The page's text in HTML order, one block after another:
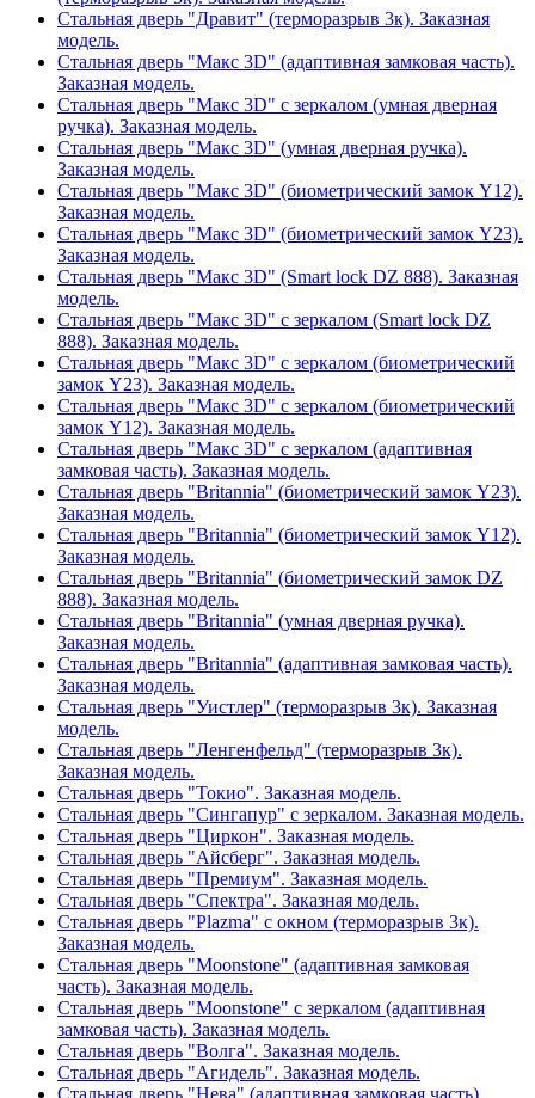
Стальная дверь "Дравит" (терморазрыв 3к). Заказная
модель.
Стальная дверь "Макс 3D" (адаптивная замковая часть).
Заказная модель.
Стальная дверь "Макс 3D" с зеркалом (умная дверная
ручка). Заказная модель.
Стальная дверь "Макс 3D" (умная дверная ручка).
Заказная модель.
Стальная дверь "Макс 3D" (биометрический замок Y12).
Заказная модель.
Стальная дверь "Макс 3D" (биометрический замок Y23).
Заказная модель.
Стальная дверь "Макс 3D" (Smart lock DZ 888). Заказная
модель.
Стальная дверь "Макс 3D" с зеркалом (Smart lock DZ
888). Заказная модель.
Стальная дверь "Макс 3D" с зеркалом (биометрический
замок Y23). Заказная модель.
Стальная дверь "Макс 3D" с зеркалом (биометрический
замок Y12). Заказная модель.
Стальная дверь "Макс 3D" с зеркалом (адаптивная
замковая часть). Заказная модель.
Стальная дверь "Britannia" (биометрический замок Y23).
Заказная модель.
Стальная дверь "Britannia" (биометрический замок Y12).
Заказная модель.
Стальная дверь "Britannia" (биометрический замок DZ
888). Заказная модель.
Стальная дверь "Britannia" (умная дверная ручка).
Заказная модель.
Стальная дверь "Britannia" (адаптивная замковая часть).
Заказная модель.
Стальная дверь "Уистлер" (терморазрыв 3к). Заказная
модель.
Стальная дверь "Ленгенфельд" (терморазрыв 3к).
Заказная модель.
Стальная дверь "Токио". Заказная модель.
Стальная дверь "Сингапур" с зеркалом. Заказная модель.
Стальная дверь "Циркон". Заказная модель.
Стальная дверь "Айсберг". Заказная модель.
Стальная дверь "Премиум". Заказная модель.
Стальная дверь "Спектра". Заказная модель.
Стальная дверь "Plazma" с окном (терморазрыв 3к).
Заказная модель.
Стальная дверь "Moonstone" (адаптивная замковая
часть). Заказная модель.
Стальная дверь "Moonstone" с зеркалом (адаптивная
замковая часть). Заказная модель.
Стальная дверь "Волга". Заказная модель.
Стальная дверь "Агидель". Заказная модель.
Стальная дверь "Нева" (адаптивная замковая часть)